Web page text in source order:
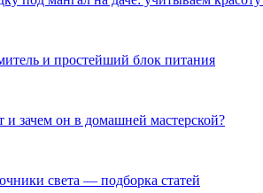
и простейший блок питания
и зачем он в домашней мастерской?
света — подборка статей